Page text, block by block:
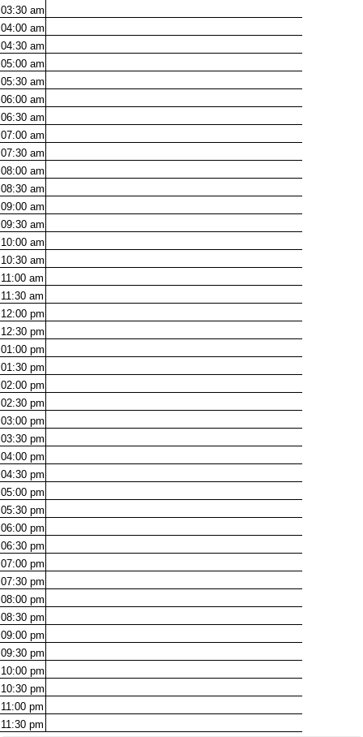
03:30 am
04:00 am
04:30 am
05:00 am
05:30 am
06:00 am
06:30 am
07:00 am
07:30 am
08:00 am
08:30 am
09:00 am
09:30 am
10:00 am
10:30 am
11:00 am
11:30 am
12:00 pm
12:30 pm
01:00 pm
01:30 pm
02:00 pm
02:30 pm
03:00 pm
03:30 pm
04:00 pm
04:30 pm
05:00 pm
05:30 pm
06:00 pm
06:30 pm
07:00 pm
07:30 pm
08:00 pm
08:30 pm
09:00 pm
09:30 pm
10:00 pm
10:30 pm
11:00 pm
11:30 pm